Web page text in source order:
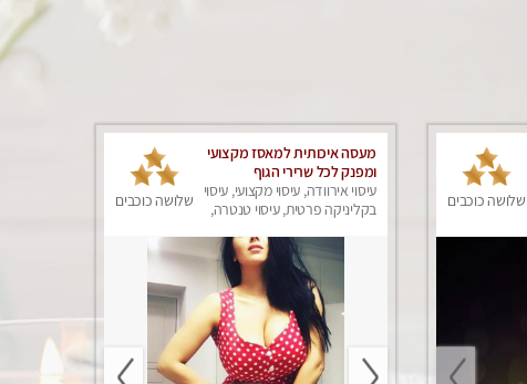
שלושה כוכבים
מעסה איכותית למאסז מקצועי
ומפנק לכל שרירי הגוף
עיסוי אירוודה, עיסוי מקצועי, עיסוי
בקליניקה פרטית, עיסוי טנטרה,
שלושה כוכבים